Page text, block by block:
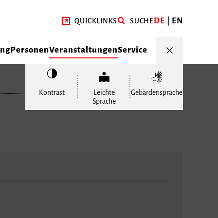
DE EN
Veranstaltungen Service
Sprache